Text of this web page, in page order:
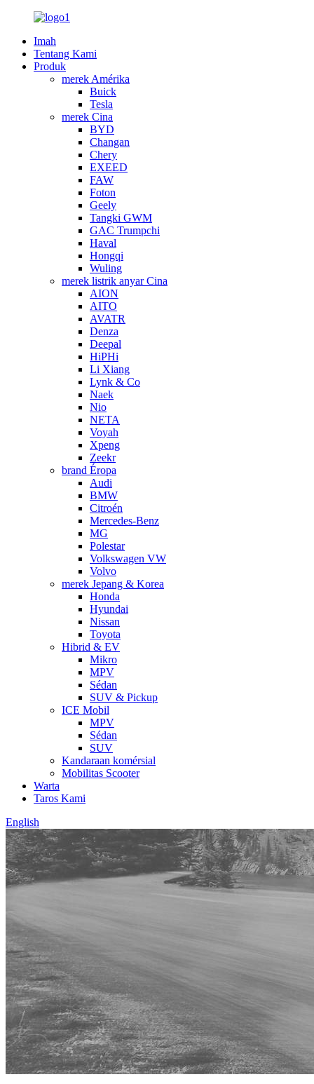
Imah
Tentang Kami
Produk
merek Amérika
Buick
Tesla
merek Cina
BYD
Changan
Chery
EXEED
FAW
Foton
Geely
Tangki GWM
GAC Trumpchi
Haval
Hongqi
Wuling
merek listrik anyar Cina
AION
AITO
AVATR
Denza
Deepal
HiPHi
Li Xiang
Lynk & Co
Naek
Nio
NETA
Voyah
Xpeng
Zeekr
brand Éropa
Audi
BMW
Citroén
Mercedes-Benz
MG
Polestar
Volkswagen VW
Volvo
merek Jepang & Korea
Honda
Hyundai
Nissan
Toyota
Hibrid & EV
Mikro
MPV
Sédan
SUV & Pickup
ICE Mobil
MPV
Sédan
SUV
Kandaraan komérsial
Mobilitas Scooter
Warta
Taros Kami
English